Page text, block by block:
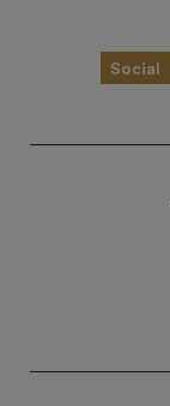
Social